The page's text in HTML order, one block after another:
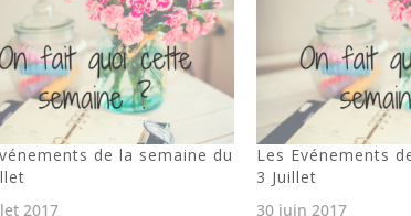
de la semaine du
2017
Les Evénements
3 Juillet
30 juin 2017